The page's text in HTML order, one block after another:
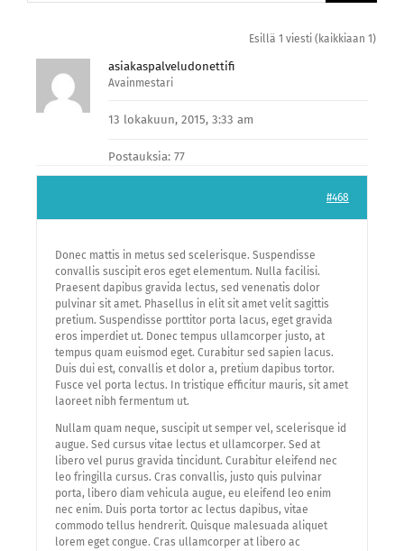
Esillä 1 viesti (kaikkiaan 1)
asiakaspalveludonettifi
Avainmestari
13 lokakuun, 2015, 3:33 am
Postauksia: 77
#468
Donec mattis in metus sed scelerisque. Suspendisse
convallis suscipit eros eget elementum. Nulla facilisi.
Praesent dapibus gravida lectus, sed venenatis dolor
pulvinar sit amet. Phasellus in elit sit amet velit sagittis
pretium. Suspendisse porttitor porta lacus, eget gravida
eros imperdiet ut. Donec tempus ullamcorper justo, at
tempus quam euismod eget. Curabitur sed sapien lacus.
Duis dui est, convallis et dolor a, pretium dapibus tortor.
Fusce vel porta lectus. In tristique efficitur mauris, sit amet
laoreet nibh fermentum ut.
Nullam quam neque, suscipit ut semper vel, scelerisque id
augue. Sed cursus vitae lectus et ullamcorper. Sed at
libero vel purus gravida tincidunt. Curabitur eleifend nec
leo fringilla cursus. Cras convallis, justo quis pulvinar
porta, libero diam vehicula augue, eu eleifend leo enim
nec enim. Duis porta tortor ac lectus dapibus, vitae
commodo tellus hendrerit. Quisque malesuada aliquet
lorem eget congue. Cras ullamcorper at libero ac